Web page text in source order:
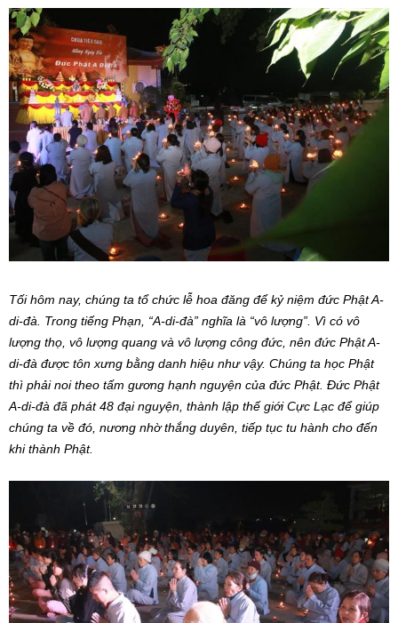
Tối hôm nay, chúng ta tổ chức lễ hoa đăng để kỷ niệm đức Phật A-
di-đà. Trong tiếng Phạn, “A-di-đà” nghĩa là “vô lượng”. Vì có vô
lượng thọ, vô lượng quang và vô lượng công đức, nên đức Phật A-
di-đà được tôn xưng bằng danh hiệu như vậy. Chúng ta học Phật
thì phải noi theo tấm gương hạnh nguyện của đức Phật. Đức Phật
A-di-đà đã phát 48 đại nguyện, thành lập thế giới Cực Lạc để giúp
chúng ta về đó, nương nhờ thắng duyên, tiếp tục tu hành cho đến
khi thành Phật.